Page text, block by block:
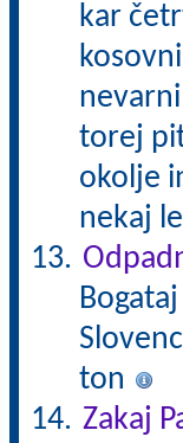
kar
torej
okolje
nekaj
ton
Zakaj